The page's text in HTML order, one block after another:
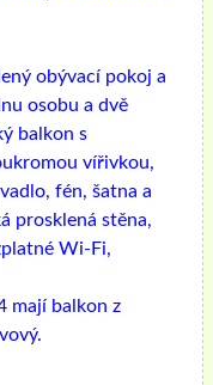
obývací pokoj a
osobu a dvě
balkon s
vířivkou,
fén, šatna a
prosklená stěna,
Wi-Fi,
mají balkon z